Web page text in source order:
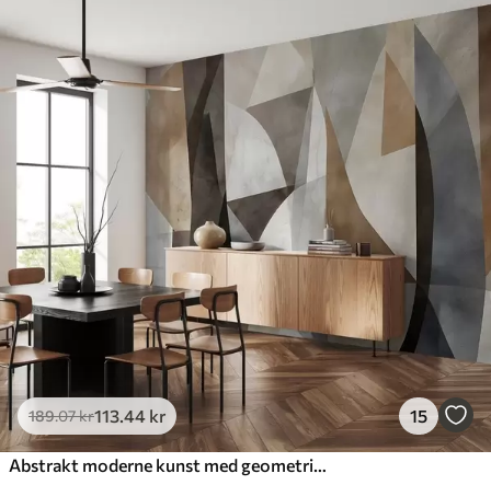
385.83231.50kr/m²
/m²
Premium vinyl
516.67310 /m²
Peel and Stick
.00kr/m²
189.07kr113 .44 kr 15